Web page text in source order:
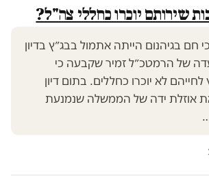
שירותם יוכרו כחללי צה"ל?
בגיהנום הייתה אתמול בבג״ץ בדיון
של הרמטכ״ל זמיר שקבעה כי
לא יוכרו כחללים. בתום דיון
אוזלת ידה של הממשלה שנמנעת